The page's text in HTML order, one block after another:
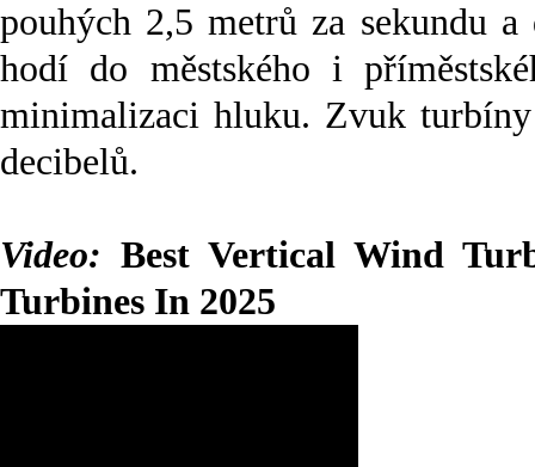
pouhých 2,5 metrů za sekundu
hodí do městského i
minimalizaci hluku. Zvuk
decibelů.
Video:Best Vertical Wind
Turbines In 2025